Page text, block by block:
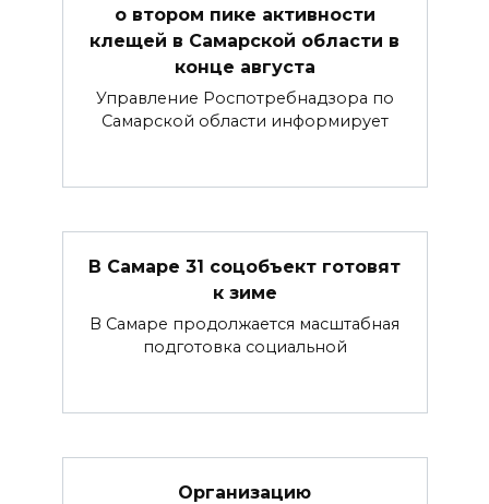
о втором пике активности
клещей в Самарской области в
конце августа
Управление Роспотребнадзора по
Самарской области информирует
В Самаре 31 соцобъект готовят
к зиме
В Самаре продолжается масштабная
подготовка социальной
Организацию